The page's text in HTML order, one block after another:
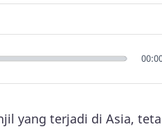
yang terjadi di Asia,